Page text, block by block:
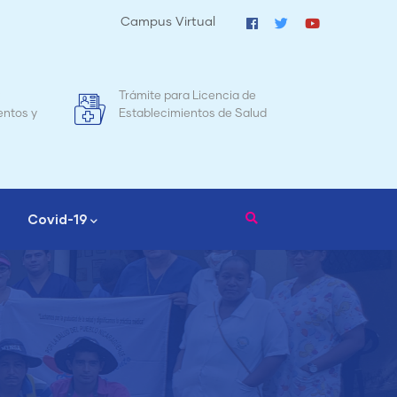
Campus Virtual
Mapa de Mortalidad Materna en
Nicaragua
Covid-19